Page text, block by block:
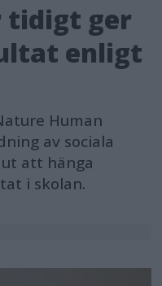
tidigt ger
enligt
Human
av sociala
att hänga
i skolan.